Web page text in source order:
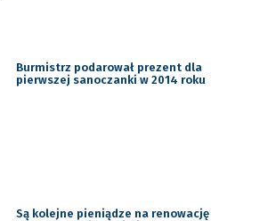
Burmistrz podarował prezent dla
pierwszej sanoczanki w 2014 roku
Są kolejne pieniądze na renowację